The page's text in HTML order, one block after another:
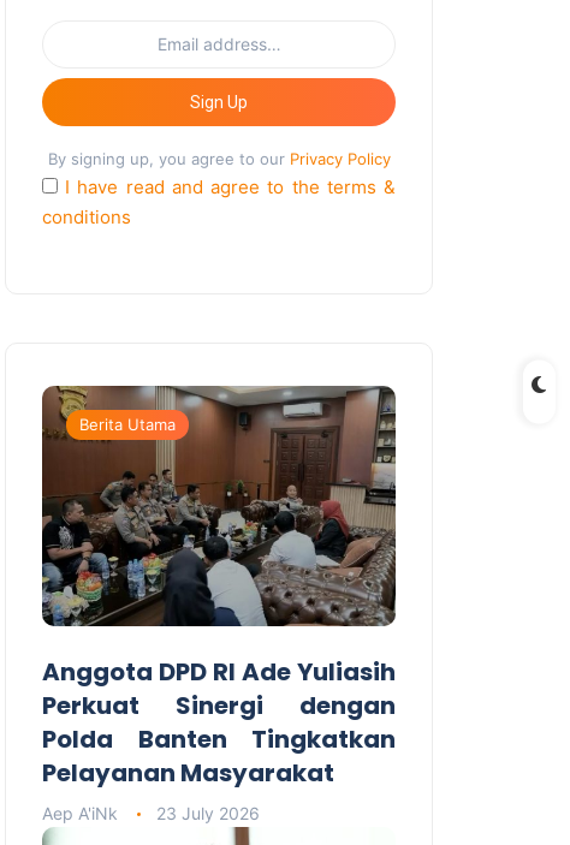
Sign Up
By signing up, you agree to our Privacy Policy
I have read and agree to the terms &
conditions
Berita Utama
Anggota DPD RI Ade Yuliasih
Perkuat Sinergi dengan
Polda Banten Tingkatkan
Pelayanan Masyarakat
Aep A'iNk 23 July 2026